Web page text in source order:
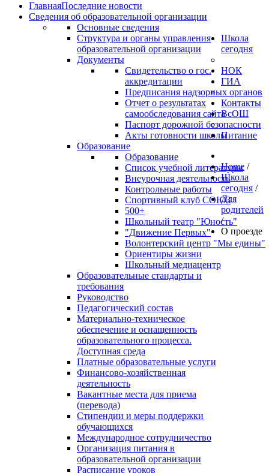
ГлавнаяПоследние новости
Сведения об образовательной организации
Основные сведения
Структура и органы управления
образовательной организации
Документы
Свидетельство о гос.
аккредитации
Предписания надзорных органов
Отчет о результатах
самообследования сайта
Паспорт дорожной безопасности
Акты готовности школы
Образование
Образование
Список учебной литературы
Внеурочная деятельность
Контрольные работы
Спортивный клуб СОЮЗ
500+
Школьный театр "Юность"
"Движение Первых"
Волонтерский центр "Мы едины"
Ориентиры жизни
Школьный медиацентр
Образовательные стандарты и
требования
Руководство
Педагогический состав
Материально-техническое
обеспечение и оснащенность
образовательного процесса.
Доступная среда
Платные образовательные услуги
Финансово-хозяйственная
деятельность
Вакантные места для приема
(перевода)
Стипендии и меры поддержки
обучающихся
Международное сотрудничество
Организация питания в
образовательной организации
Школа
сегодня
Расписание уроков
НОК
ГИА
Контакты
ВсОШ
Питание
Home /
Школа
сегодня /
Для
родителей
/
О проезде